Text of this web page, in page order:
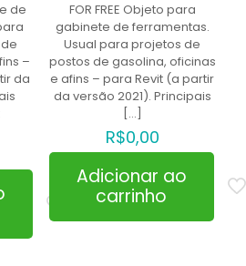
de
–
da
FOR FREE Objeto para
gabinete de ferramentas.
Usual para projetos de
postos de gasolina, oficinas
e afins – para Revit (a partir
da versão 2021). Principais
[…]
R$0,00
Adicionar ao
carrinho